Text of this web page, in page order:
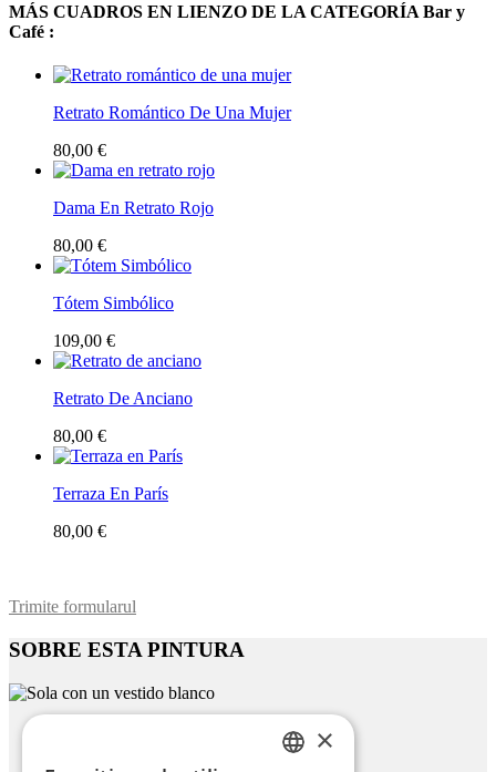
MÁS CUADROS EN LIENZO DE LA CATEGORÍA Bar y
Café :
Retrato Romántico De Una Mujer
80,00 €
Dama En Retrato Rojo
80,00 €
Tótem Simbólico
109,00 €
Retrato De Anciano
80,00 €
Terraza En París
80,00 €
Trimite formularul
SOBRE ESTA PINTURA
Sola Con Un Vestido Blanco
×